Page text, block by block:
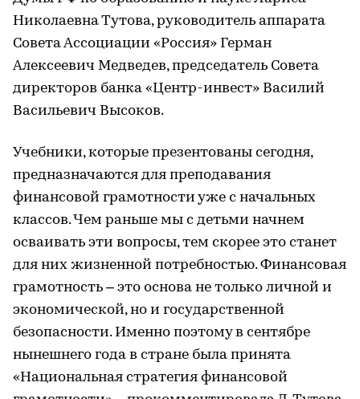
Николаевна Тутова, руководитель аппарата
Совета Ассоциации «Россия» Герман
Алексеевич Медведев, председатель Совета
директоров банка «Центр-инвест» Василий
Васильевич Высоков.
Учебники, которые презентованы сегодня,
предназначаются для преподавания
финансовой грамотности уже с начальных
классов. Чем раньше мы с детьми начнем
осваивать эти вопросы, тем скорее это станет
для них жизненной потребностью. Финансовая
грамотность – это основа не только личной и
экономической, но и государственной
безопасности. Именно поэтому в сентябре
нынешнего года в стране была принята
«Национальная стратегия финансовой